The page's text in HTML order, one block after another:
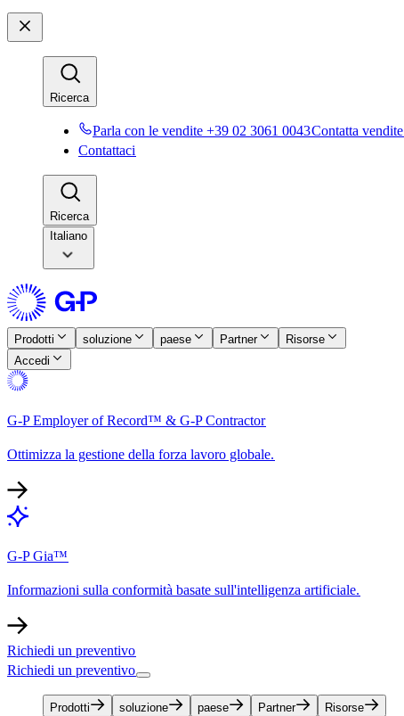
Ricerca​​
Parla con le vendite +39 02 3061 0043​​Contatta vendite​​
Contattaci​​
Ricerca​​
Italiano
Prodotti​​ soluzione​​ paese​​ Partner​​
Risorse​​
Accedi​​
G-P Employer of Record™ & G-P Contractor​​
Ottimizza la gestione della forza lavoro globale.​​
G-P Gia™​​
Informazioni sulla conformità basate sull'intelligenza artificiale.​​
Richiedi un preventivo​​
Richiedi un preventivo​​
Prodotti​​ soluzione​​ paese​​ Partner​​ Risorse​​